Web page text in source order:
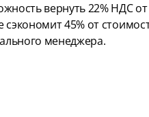
вернуть 22% НДС
45% от
менеджера.